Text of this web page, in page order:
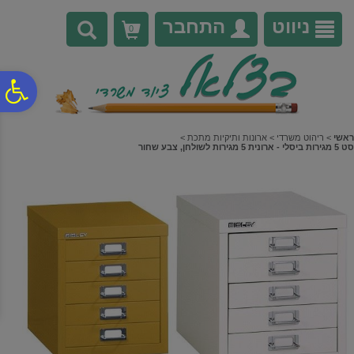
נגישות
אתר
המרכזי
ניווט התחבר 0
ראשי > ריהוט משרדי > ארונות ותיקיות מתכת >
סט 5 מגירות ביסלי - ארונית 5 מגירות לשולחן, צבע שחור